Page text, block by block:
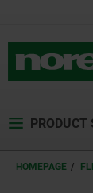
PRODUCT
HOMEPAGE